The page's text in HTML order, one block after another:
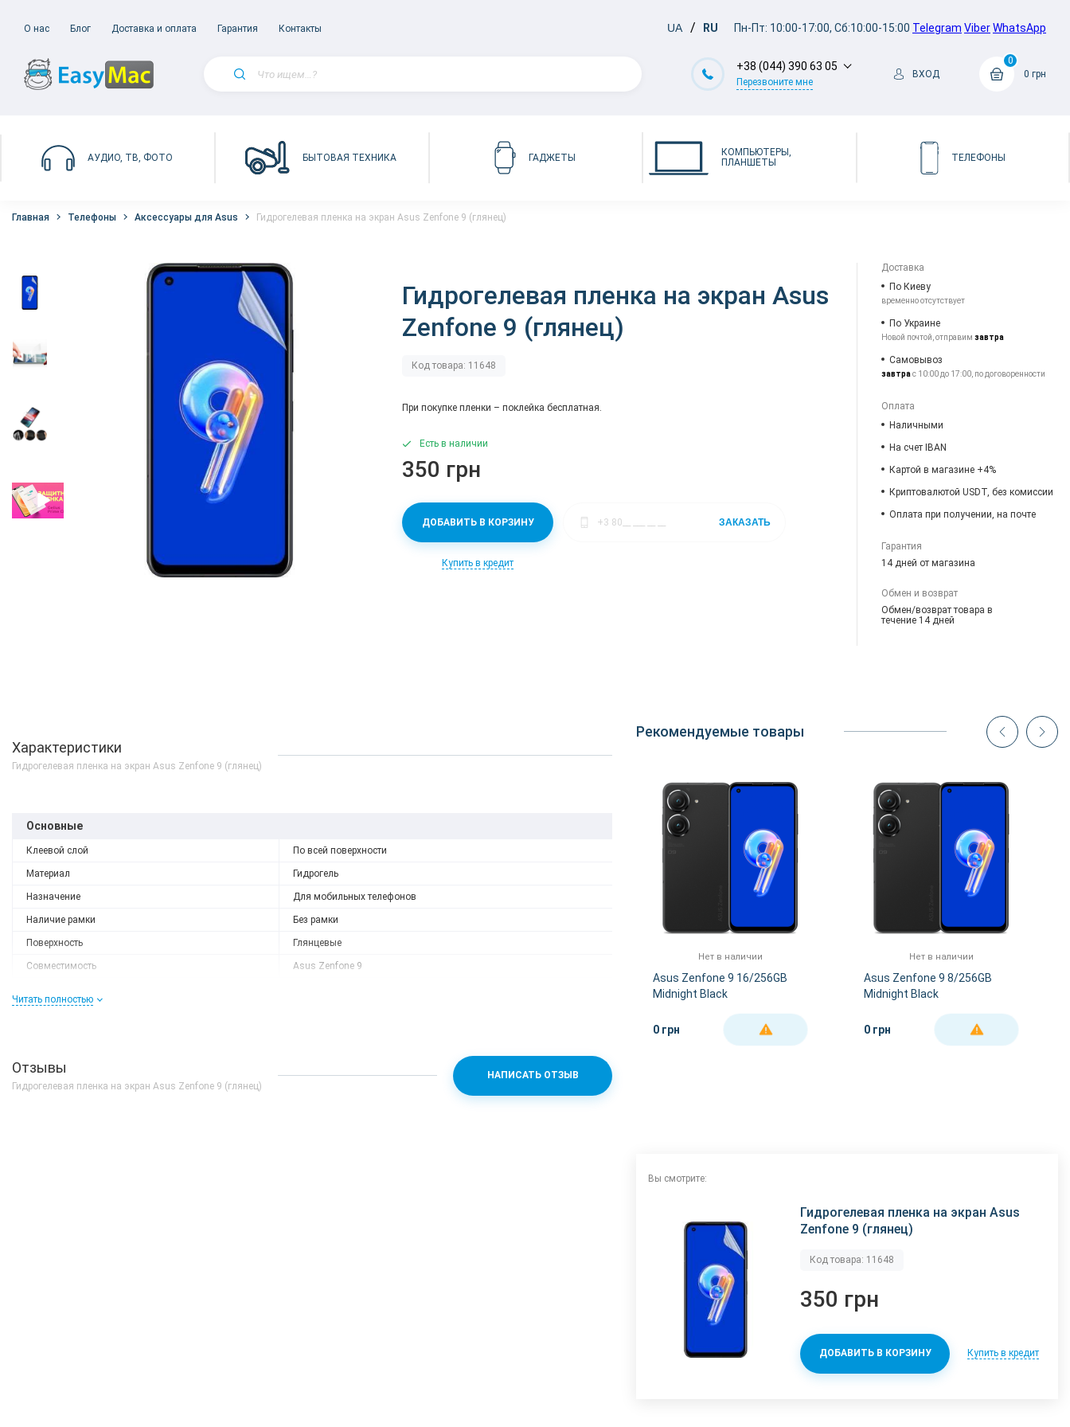
О нас Блог Доставка и оплата Гарантия Контакты UA RU Пн-Пт: 10:00-17:00, Сб:10:00-15:00 Telegram ViberWhatsApp
+38 (044) 390 63 05
Перезвоните мне
ВХОД
0
0 грн
АУДИО, ТВ, ФОТО БЫТОВАЯ ТЕХНИКА ГАДЖЕТЫ
КОМПЬЮТЕРЫ,
ПЛАНШЕТЫ
ТЕЛЕФОНЫ
Главная Телефоны Аксессуары для Asus Гидрогелевая пленка на экран Asus Zenfone 9 (глянец)
Гидрогелевая пленка на экран Asus
Zenfone 9 (глянец)
Код товара: 11648
При покупке пленки – поклейка бесплатная.
Есть в наличии
350 грн
ДОБАВИТЬ В КОРЗИНУ
Купить в кредит
ЗАКАЗАТЬ
Доставка
По Киеву
временно отсутствует
По Украине
Новой почтой, отправимзавтра
Самовывоз
завтрас 10:00 до 17:00, по договоренности
Оплата
Наличными
На счет IBAN
Картой в магазине +4%
Криптовалютой USDT, без комиссии
Оплата при получении, на почте
Гарантия
14 дней от магазина
Обмен и возврат
Обмен/возврат товара в
течение 14 дней
Характеристики
Гидрогелевая пленка на экран Asus Zenfone 9 (глянец)
Основные
Клеевой слой По всей поверхности
Материал Гидрогель
Назначение Для мобильных телефонов
Наличие рамки Без рамки
Поверхность Глянцевые
Совместимость Asus Zenfone 9
Читать полностью
Отзывы
Гидрогелевая пленка на экран Asus Zenfone 9 (глянец)
НАПИСАТЬ ОТЗЫВ
Рекомендуемые товары
Нет в наличии
Asus Zenfone 9 16/256GB
Midnight Black
0 грн ДЕТАЛЬНЕЕ
Нет в наличии
Asus Zenfone 9 8/256GB
Midnight Black
0 грн ДЕТАЛЬНЕЕ
Вы смотрите:
Гидрогелевая пленка на экран Asus
Zenfone 9 (глянец)
Код товара: 11648
350 грн
ДОБАВИТЬ В КОРЗИНУ Купить в кредит